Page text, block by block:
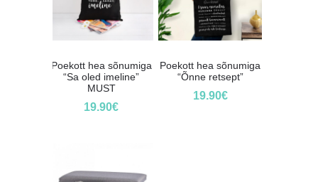
Poekott hea sõnumiga
“Sa oled imeline”
MUST
19.90€
Poekott hea sõnumiga
“Õnne retsept”
19.90€